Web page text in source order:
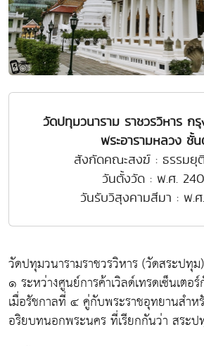
วัดปทุมวนาราม ราชวรวิหาร ก
พระอารามหลวง ชั้
สังกัดคณะสงฆ์ : ธรรมยุ
วันตั้งวัด : พ.ศ.
วันรับวิสุงคามสีมา : พ.ศ
วัดปทุมวนารามราชวรวิหาร (วัดสระป
๑ ระหว่างศูนย์การค้าเวิลด์เทรดเซ็นเตอ
เมื่อรัชกาลที่ ๔ คู่กับพระราชอุทยานสำ
อริยบทนอกพระนคร ที่เรียกกันว่า สระป